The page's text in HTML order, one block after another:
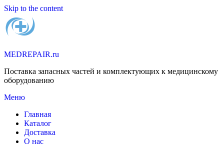
Skip to the content
MEDREPAIR.ru
Поставка запасных частей и комплектующих к медицинскому
оборудованию
Меню
Главная
Каталог
Доставка
О нас